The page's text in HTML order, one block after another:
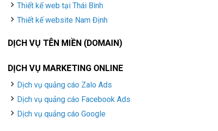
Thiết kế web tại Thái Bình
Thiết kế website Nam Định
DỊCH VỤ TÊN MIỀN (DOMAIN)
DỊCH VỤ MARKETING ONLINE
Dịch vụ quảng cáo Zalo Ads
Dịch vụ quảng cáo Facebook Ads
Dịch vụ quảng cáo Google